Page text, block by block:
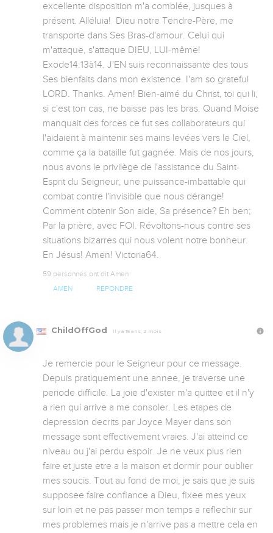
excellente disposition m'a comblée, jusques à
présent. Alléluia!  Dieu notre Tendre-Père, me
transporte dans Ses Bras-d'amour. Celui qui
m'attaque, s'attaque DIEU, LUI-même!
Exode14:13à14. J'EN suis reconnaissante des tous
Ses bienfaits dans mon existence. I'am so grateful
LORD. Thanks. Amen! Bien-aimé du Christ, toi qui li,
si c'est ton cas, ne baisse pas les bras. Quand Moise
manquait des forces ce fut ses collaborateurs qui
l'aidaient à maintenir ses mains levées vers le Ciel,
comme ça la bataille fut gagnée. Mais de nos jours,
nous avons le privilège de l'assistance du Saint-
Esprit du Seigneur, une puissance-imbattable qui
combat contre l'invisible que nous dérange!
Comment obtenir Son aide, Sa présence? Eh ben;
Par la prière, avec FOI. Révoltons-nous contre ses
situations bizarres qui nous volent notre bonheur.
En Jésus! Amen! Victoria64.
59 personnes ont dit Amen
AMEN RÉPONDRE
ChildOffGod Il y a 15 ans, 2 mois
Je remercie pour le Seigneur pour ce message.
Depuis pratiquement une annee, je traverse une
periode difficile. La joie d'exister m'a quittee et il n'y
a rien qui arrive a me consoler. Les etapes de
depression decrits par Joyce Mayer dans son
message sont effectivement vraies. J'ai atteind ce
niveau ou j'ai perdu espoir. Je ne veux plus rien
faire et juste etre a la maison et dormir pour oublier
mes soucis. Tout au fond de moi, je sais que je suis
supposee faire confiance a Dieu, fixee mes yeux
sur loin et ne pas passer mon temps a reflechir sur
mes problemes mais je n'arrive pas a mettre cela en